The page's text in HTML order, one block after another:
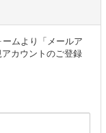
ムより「メールア
カウントのご登録